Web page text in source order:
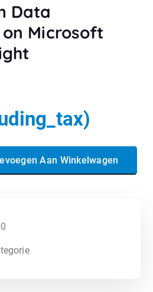
Data
Microsoft
Aan Winkelwagen